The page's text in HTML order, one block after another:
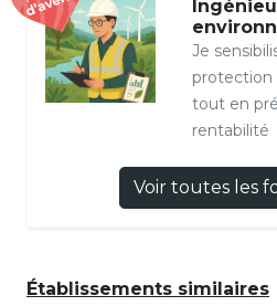
Je
protection
tout en
rentabilité
Voir toutes les
Établissements similaires